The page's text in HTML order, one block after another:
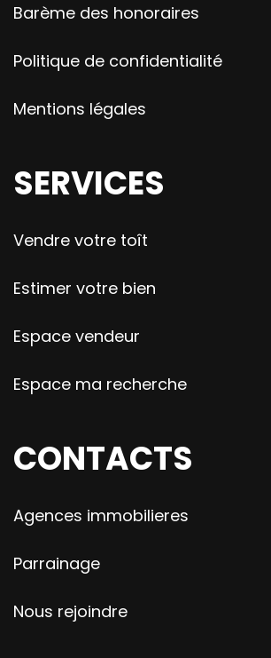
Barème des honoraires
Politique de confidentialité
Mentions légales
SERVICES
Vendre votre toît
Estimer votre bien
Espace vendeur
Espace ma recherche
CONTACTS
Agences immobilieres
Parrainage
Nous rejoindre